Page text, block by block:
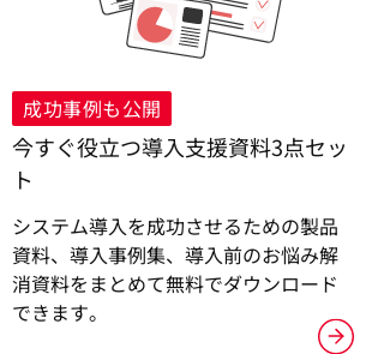
成功事例も公開
今すぐ役立つ導入支援資料3点セッ
ト
システム導入を成功させるための製品
資料、導入事例集、導入前のお悩み解
消資料をまとめて無料でダウンロード
できます。